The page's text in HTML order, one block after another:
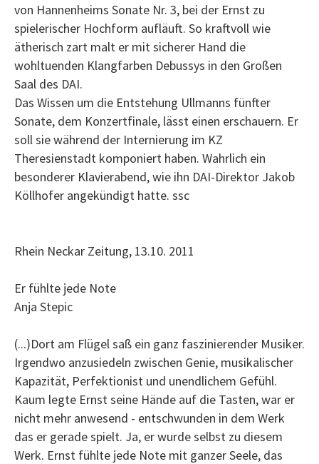
von Hannenheims Sonate Nr. 3, bei der Ernst zu
spielerischer Hochform aufläuft. So kraftvoll wie
ätherisch zart malt er mit sicherer Hand die
wohltuenden Klangfarben Debussys in den Großen
Saal des DAI.
Das Wissen um die Entstehung Ullmanns fünfter
Sonate, dem Konzertfinale, lässt einen erschauern. Er
soll sie während der Internierung im KZ
Theresienstadt komponiert haben. Wahrlich ein
besonderer Klavierabend, wie ihn DAI-Direktor Jakob
Köllhofer angekündigt hatte. ssc
Rhein Neckar Zeitung, 13.10. 2011
Er fühlte jede Note
Anja Stepic
(...)Dort am Flügel saß ein ganz faszinierender Musiker.
Irgendwo anzusiedeln zwischen Genie, musikalischer
Kapazität, Perfektionist und unendlichem Gefühl.
Kaum legte Ernst seine Hände auf die Tasten, war er
nicht mehr anwesend - entschwunden in dem Werk
das er gerade spielt. Ja, er wurde selbst zu diesem
Werk. Ernst fühlte jede Note mit ganzer Seele, das